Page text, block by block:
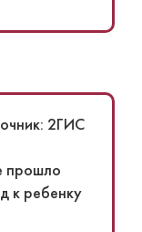
втором
2ГИС
прошло
к ребенку